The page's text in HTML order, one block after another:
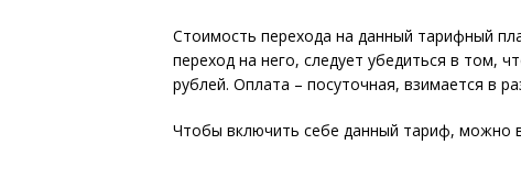
Стоимость перехода на данный тарифный
переход на него, следует убедиться в том,
рублей. Оплата – посуточная, взимается в
Чтобы включить себе данный тариф, можно